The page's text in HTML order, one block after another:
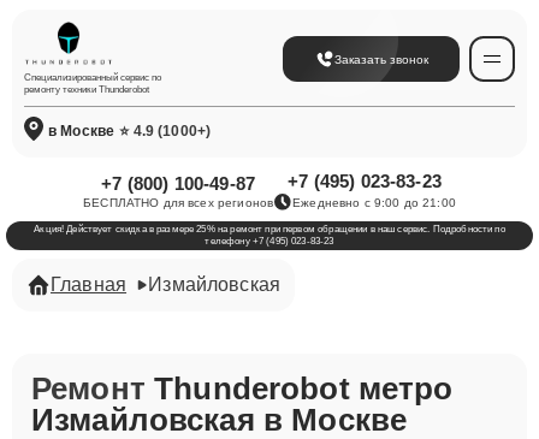
Специализированный сервис по
ремонту техники Thunderobot
Заказать звонок
в Москве ⭐ 4.9 (1000+)
+7 (800) 100-49-87
БЕСПЛАТНО для всех регионов
+7 (495) 023-83-23
Ежедневно с 9:00 до 21:00
Акция! Действует скидка в размере 25% на ремонт при первом обращении в наш сервис. Подробности по
телефону +7 (495) 023-83-23
Главная Измайловская
РемонтThunderobot метро
Измайловская в Москве